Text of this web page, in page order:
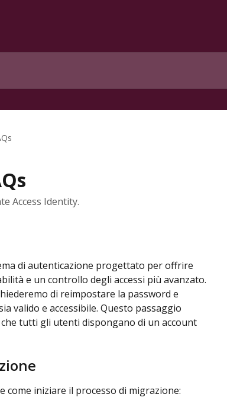
Access Identity.
di autenticazione progettato per offrire
e un controllo degli accessi più avanzato.
di reimpostare la password e
valido e accessibile. Questo passaggio
tutti gli utenti dispongano di un account
come iniziare il processo di migrazione: